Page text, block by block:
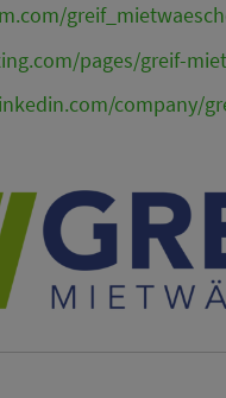
pages/greif-
company/